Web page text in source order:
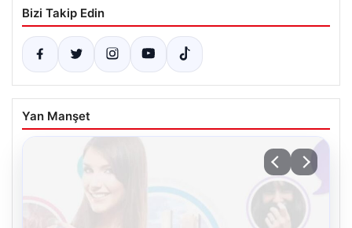
Bizi Takip Edin
Yan Manşet